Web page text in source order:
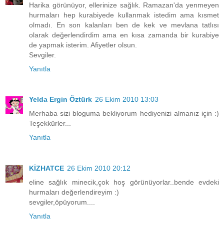
Harika görünüyor, ellerinize sağlık. Ramazan'da yenmeyen
hurmaları hep kurabiyede kullanmak istedim ama kısmet
olmadı. En son kalanları ben de kek ve mevlana tatlısı
olarak değerlendirdim ama en kısa zamanda bir kurabiye
de yapmak isterim. Afiyetler olsun.
Sevgiler.
Yanıtla
Yelda Ergin Öztürk 26 Ekim 2010 13:03
Merhaba sizi bloguma bekliyorum hediyenizi almanız için :)
Teşekkürler...
Yanıtla
KİZHATCE 26 Ekim 2010 20:12
eline sağlık minecik,çok hoş görünüyorlar..bende evdeki
hurmaları değerlendireyim :)
sevgiler,öpüyorum....
Yanıtla